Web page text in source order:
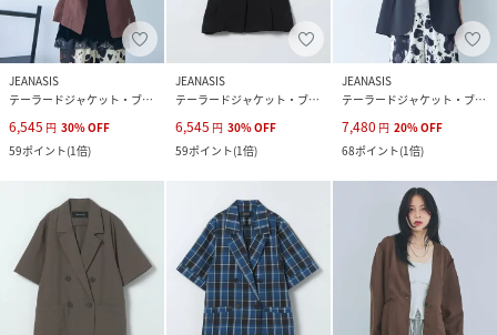
JEANASIS
テーラードジャケット・ブレザー
6,545 円 30%OFF
59ポイント(1倍)
JEANASIS
テーラードジャケット・ブレザー
6,545 円 30%OFF
59ポイント(1倍)
JEANASIS
テーラードジャケット・ブレザー
7,480 円 20%OFF
68ポイント(1倍)